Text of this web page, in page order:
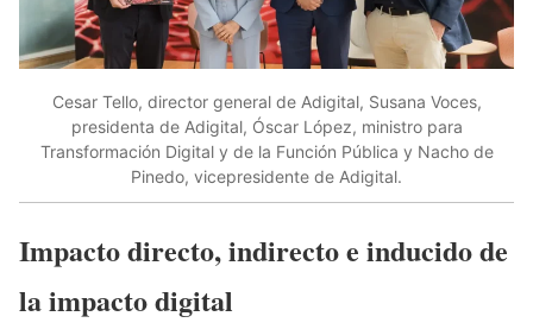
Cesar Tello, director general de Adigital, Susana Voces,
presidenta de Adigital, Óscar López, ministro para
Transformación Digital y de la Función Pública y Nacho de
Pinedo, vicepresidente de Adigital.
Impacto directo, indirecto e inducido de
la impacto digital